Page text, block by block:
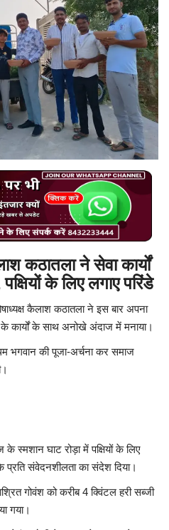
कठातला ने सेवा कार्यों
के लिए लगाए परिंडे
कैलाश कठातलाने इस बार अपना
कार्यों के साथ अनोखे अंदाज में मनाया।
भगवान की पूजा-अर्चना कर समाज
के स्मशान घाट रोड़ा में पक्षियों के लिए
संवेदनशीलता का संदेश दिया।
गोवंश को करीब 4 क्विंटल हरी सब्जी
गया।